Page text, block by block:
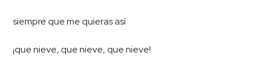
siempre que me quieras así
¡que nieve, que nieve, que nieve!